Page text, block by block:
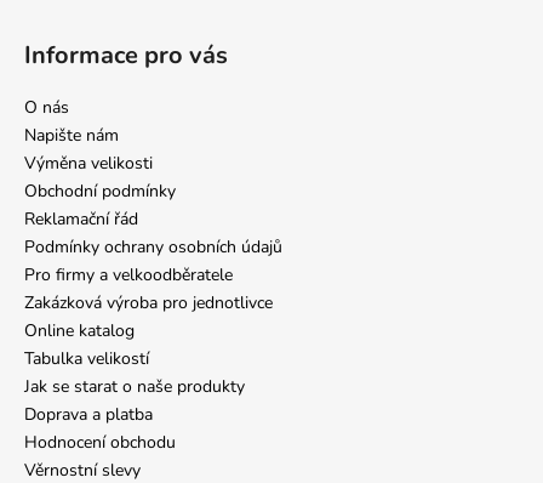
Informace pro vás
O nás
Napište nám
Výměna velikosti
Obchodní podmínky
Reklamační řád
Podmínky ochrany osobních údajů
Pro firmy a velkoodběratele
Zakázková výroba pro jednotlivce
Online katalog
Tabulka velikostí
Jak se starat o naše produkty
Doprava a platba
Hodnocení obchodu
Věrnostní slevy